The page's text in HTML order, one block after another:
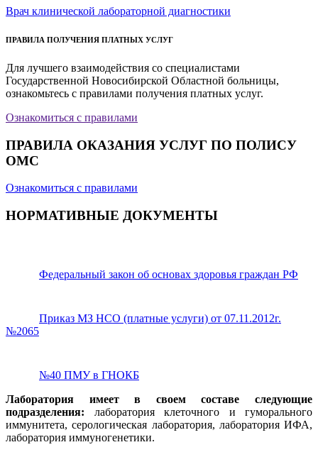
Врач клинической лабораторной диагностики
ПРАВИЛА ПОЛУЧЕНИЯ ПЛАТНЫХ УСЛУГ
Для лучшего взаимодействия со специалистами
Государственной Новосибирской Областной больницы,
ознакомьтесь с правилами получения платных услуг.
Ознакомиться с правилами
ПРАВИЛА ОКАЗАНИЯ УСЛУГ ПО ПОЛИСУ
ОМС
Ознакомиться с правилами
НОРМАТИВНЫЕ ДОКУМЕНТЫ
Федеральный закон об основах здоровья граждан РФ
Приказ МЗ НСО (платные услуги) от 07.11.2012г.
№2065
№40 ПМУ в ГНОКБ
Лаборатория имеет в своем составе следующие
подразделения: лаборатория клеточного и гуморального
иммунитета, серологическая лаборатория, лаборатория ИФА,
лаборатория иммуногенетики.